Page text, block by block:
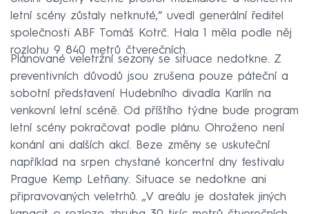
letní scény zůstaly netknuté,“ uvedl generální ředitel
společnosti ABF Tomáš Kotrč. Hala 1 měla podle něj
rozlohu 9 840 metrů čtverečních.
Plánované veletržní sezony se situace nedotkne. Z
preventivních důvodů jsou zrušena pouze páteční a
sobotní představení Hudebního divadla Karlín na
venkovní letní scéně. Od příštího týdne bude program
letní scény pokračovat podle plánu. Ohroženo není
konání ani dalších akcí. Beze změny se uskuteční
například na srpen chystané koncertní dny festivalu
Prague Kemp Letňany. Situace se nedotkne ani
připravovaných veletrhů. „V areálu je dostatek jiných